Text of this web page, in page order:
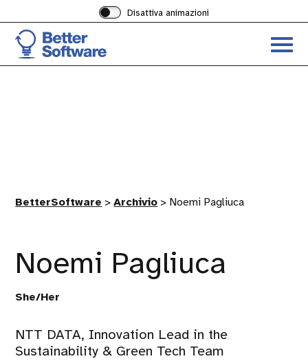
Disattiva animazioni
Accedi
menu
BetterSoftware >Archivio > Noemi Pagliuca
Noemi Pagliuca
She/Her
NTT DATA, Innovation Lead in the
Sustainability & Green Tech Team